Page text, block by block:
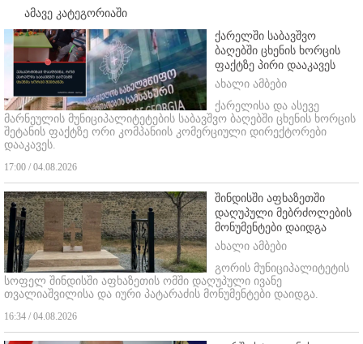
ამავე კატეგორიაში
ქარელში საბავშვო
ბაღებში ცხენის ხორცის
ფაქტზე პირი დააკავეს
ახალი ამბები
ქარელისა და ასევე
მარნეულის მუნიციპალიტეტების საბავშვო ბაღებში ცხენის ხორცის
შეტანის ფაქტზე ორი კომპანიის კომერციული დირექტორები
დააკავეს.
17:00 / 04.08.2026
შინდისში აფხაზეთში
დაღუპული მებრძოლების
მონუმენტები დაიდგა
ახალი ამბები
გორის მუნიციპალიტეტის
სოფელ შინდისში აფხაზეთის ომში დაღუპული ივანე
თვალიაშვილისა და იური პატარაძის მონუმენტები დაიდგა.
16:34 / 04.08.2026